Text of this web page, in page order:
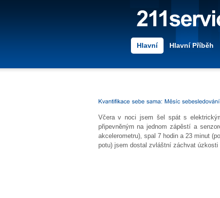
Hlavní Hlavní Příběh
Včera v noci jsem šel spát s
připevněným na jednom zápěstí a
akcelerometru), spal 7 hodin a 23 minut
potu) jsem dostal zvláštní záchvat úzkosti